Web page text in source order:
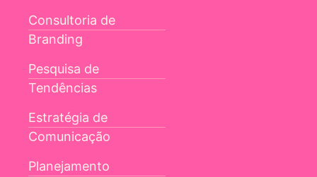
Consultoria de
Branding
Pesquisa de
Tendências
Estratégia de
Comunicação
Planejamento